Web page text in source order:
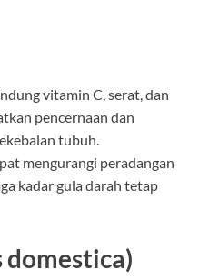
vitamin C, serat, dan
pencernaan dan
tubuh.
mengurangi peradangan
kadar gula darah tetap
domestica)